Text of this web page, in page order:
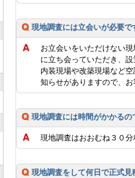
現地調査には立会いが必要で
お立会いをいただけない
に立ち会っていただき、
内装現場や改築現場など
知らせがありますので、お
現地調査には時間がかかるの
現地調査はおおむね３０
現地調査をして何日で正式見